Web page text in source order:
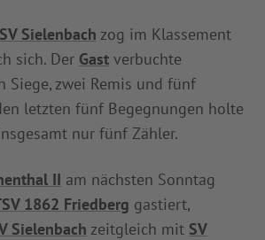
Sielenbach zog im Klassement
sich. Der Gast verbuchte
Siege, zwei Remis und fünf
letzten fünf Begegnungen holte
nur fünf Zähler.
II am nächsten Sonntag
1862 Friedberg gastiert,
Sielenbach zeitgleich mit SV